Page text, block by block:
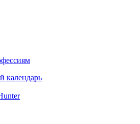
календарь